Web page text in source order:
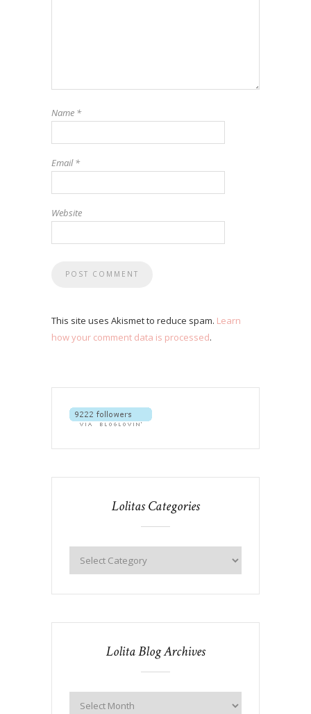
Name *
Email*
Website
This site uses Akismet to reduce spam. Learn
how your comment data is processed.
Lolitas Categories
Lolita Blog Archives